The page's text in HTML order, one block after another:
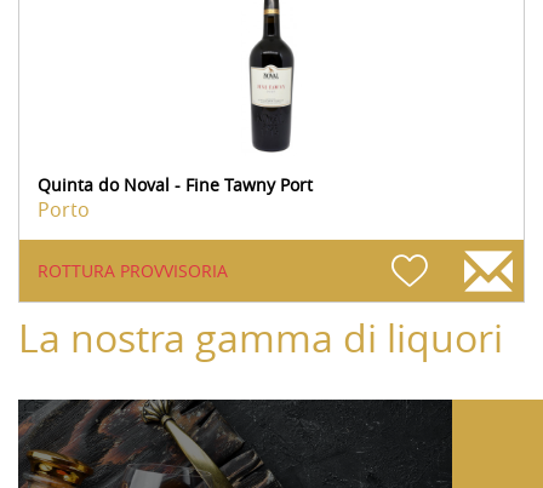
Quinta do Noval - Fine Tawny Port
Porto
ROTTURA PROVVISORIA
La nostra gamma di liquori